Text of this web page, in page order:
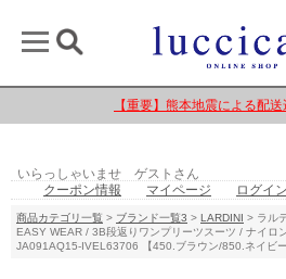
luccicareを装った偽サイトに
いらっしゃいませ ゲストさん
クーポン情報
マイページ ログイン
商品カテゴリ一覧 > ブランド一覧3 > LARDINI > ラル
EASY WEAR / 3B段返りワンプリーツスーツ / ナイロ
JA091AQ15-IVEL63706 【450.ブラウン/850.ネイビ